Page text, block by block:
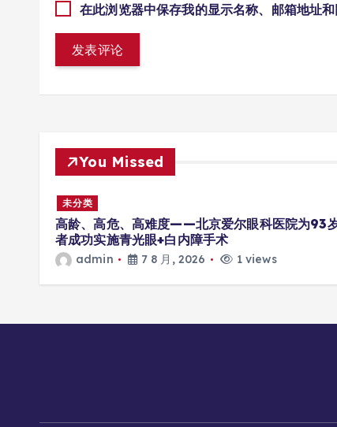
在此浏览器中保存我的显示名称、邮箱地址
You Missed
未分类
高龄、高危、高难度——北京爱尔眼科医院为93
者成功实施青光眼+白内障手术
admin 7 8 月, 2026 1 views